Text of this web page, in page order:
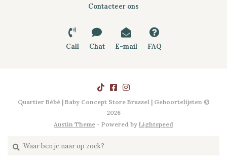
Contacteer ons
Call Chat E-mail FAQ
Quartier Bébé | Baby Concept Store Brussel | Geboortelijsten ©
2026
Austin Theme - Powered by Lightspeed